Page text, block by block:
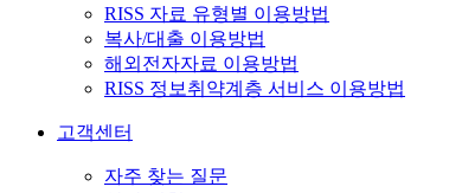
RISS 자료 유형별 이용방법
복사/대출 이용방법
해외전자자료 이용방법
RISS 정보취약계층 서비스 이용방법
고객센터
자주 찾는 질문